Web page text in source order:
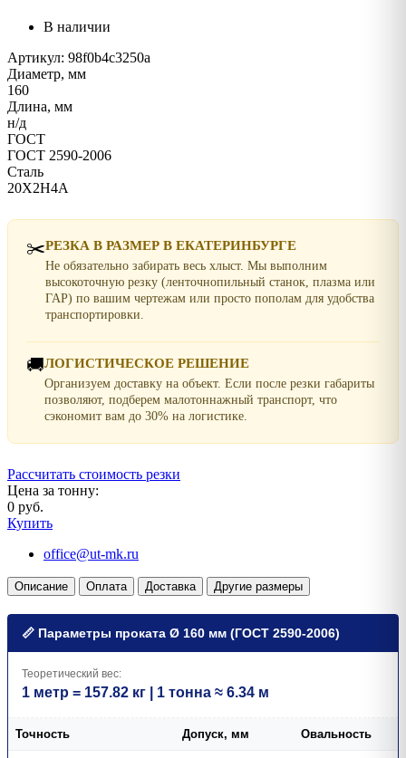
В наличии
Артикул: 98f0b4c3250a
Диаметр, мм
160
Длина, мм
н/д
ГОСТ
ГОСТ 2590-2006
Сталь
20Х2Н4А
✂️РЕЗКА В РАЗМЕР В ЕКАТЕРИНБУРГЕ
Не обязательно забирать весь хлыст. Мы выполним
высокоточную резку (ленточнопильный станок, плазма или
ГАР) по вашим чертежам или просто пополам для удобства
транспортировки.
🚚ЛОГИСТИЧЕСКОЕ РЕШЕНИЕ
Организуем доставку на объект. Если после резки габариты
позволяют, подберем малотоннажный транспорт, что
сэкономит вам до 30% на логистике.
Рассчитать стоимость резки
Цена за тонну:
0 руб.
Купить
office@ut-mk.ru
Описание Оплата Доставка Другие размеры
📏 Параметры проката Ø 160 мм (ГОСТ 2590-2006)
Теоретический вес:
1 метр = 157.82 кг | 1 тонна ≈ 6.34 м
Точность Допуск, мм Овальность